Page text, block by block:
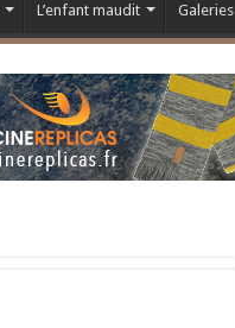
L’enfant maudit Galeries